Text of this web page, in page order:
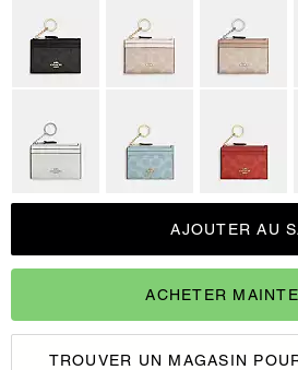
AJOUTER AU
ACHETER
TROUVER UN MAGASIN